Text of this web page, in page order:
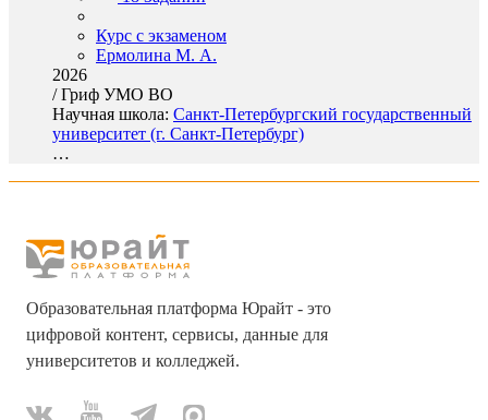
Курс с экзаменом
Ермолина М. А.
2026
/Гриф УМО ВО
Научная школа: Санкт-Петербургский государственный
университет (г. Санкт-Петербург)
…
Образовательная платформа Юрайт - это
цифровой контент, сервисы, данные для
университетов и колледжей.